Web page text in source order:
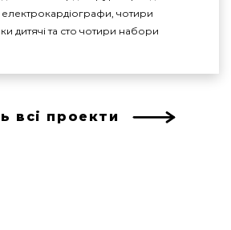
чотири
дитячі та сто чотири набори
всі проекти